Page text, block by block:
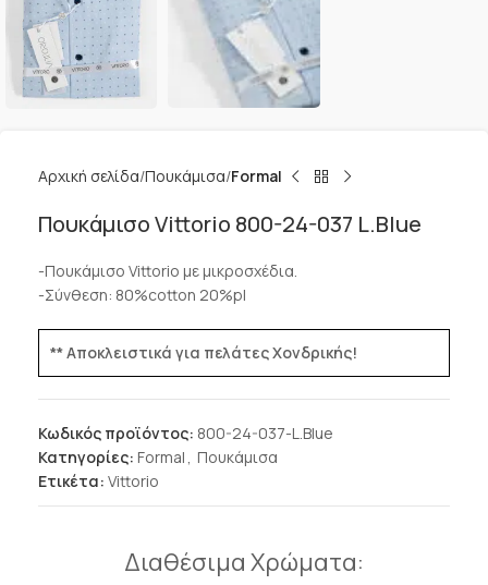
Αρχική σελίδα Πουκάμισα Formal
Πουκάμισο Vittorio 800-24-037 L.Blue
-Πουκάμισο Vittorio με μικροσχέδια.
-Σύνθεση: 80%cotton 20%pl
** Αποκλειστικά για πελάτες Χονδρικής!
Κωδικός προϊόντος: 800-24-037-L.Blue
Κατηγορίες: Formal , Πουκάμισα
Ετικέτα: Vittorio
Διαθέσιμα Χρώματα: